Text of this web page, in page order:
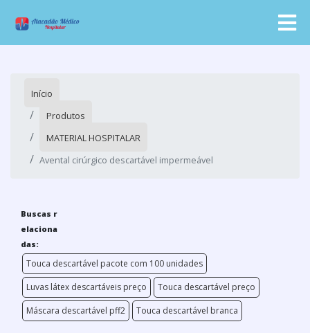
Início
Produtos
MATERIAL HOSPITALAR
Avental cirúrgico descartável impermeável
Buscas r
elaciona
das:
Touca descartável pacote com 100 unidades
Luvas látex descartáveis preço
Touca descartável preço
Máscara descartável pff2
Touca descartável branca